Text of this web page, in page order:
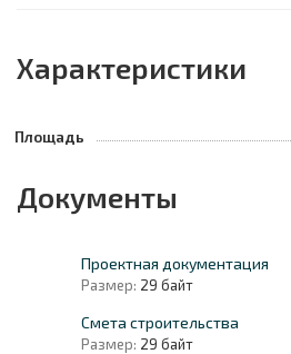
Характеристики
Площадь
Документы
Проектная документация
Размер: 29 байт
Смета строительства
Размер: 29 байт